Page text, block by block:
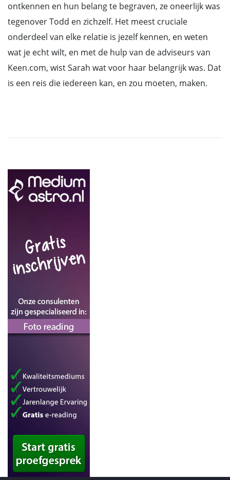
ontkennen en hun belang te begraven, ze oneerlijk was
tegenover Todd en zichzelf. Het meest cruciale
onderdeel van elke relatie is jezelf kennen, en weten
wat je echt wilt, en met de hulp van de adviseurs van
Keen.com, wist Sarah wat voor haar belangrijk was. Dat
is een reis die iedereen kan, en zou moeten, maken.